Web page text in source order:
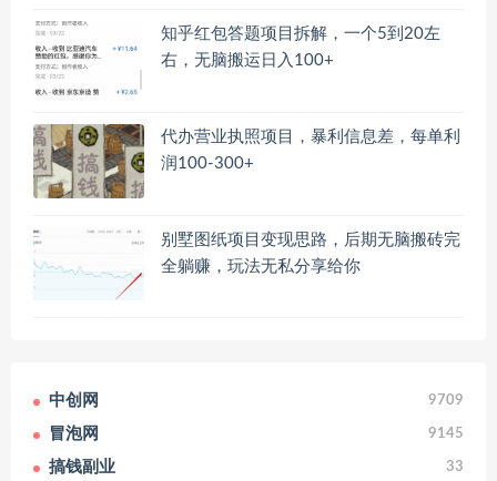
知乎红包答题项目拆解，一个5到20左
右，无脑搬运日入100+
代办营业执照项目，暴利信息差，每单利
润100-300+
别墅图纸项目变现思路，后期无脑搬砖完
全躺赚，玩法无私分享给你
中创网 9709
冒泡网 9145
搞钱副业 33